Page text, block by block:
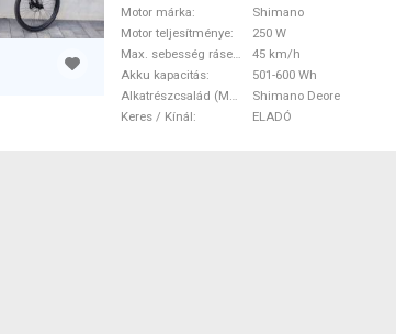
Motor márka
Shimano
Motor teljesítménye
250 W
Max. sebesség rásegítéssel
45 km/h
Akku kapacitás
501-600 Wh
Alkatrészcsalád (MTB)
Shimano Deore
Keres / Kínál
ELADÓ